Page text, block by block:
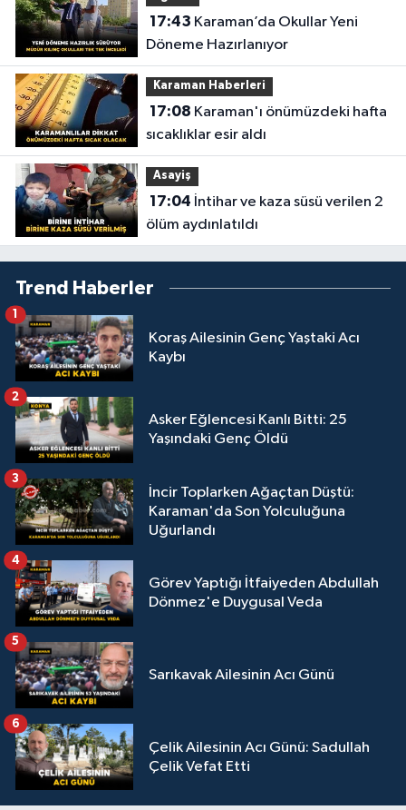
17:43
Döneme Hazırlanıyor
Karaman Haberleri
17:08
sıcaklıklar esir aldı
Asayiş
17:04
ölüm aydınlatıldı
Trend Haberler
Koraş Ailesinin Genç Yaştaki Acı
Kaybı
1
Asker Eğlencesi Kanlı Bitti: 25
Yaşındaki Genç Öldü
2
İncir Toplarken Ağaçtan Düştü:
Karaman'da Son Yolculuğuna
Uğurlandı
3
Görev Yaptığı İtfaiyeden Abdullah
Dönmez'e Duygusal Veda
4
Sarıkavak Ailesinin Acı Günü
5
Çelik Ailesinin Acı Günü: Sadullah
Çelik Vefat Etti
6